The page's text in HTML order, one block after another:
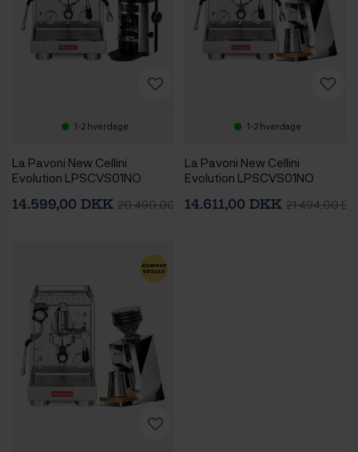
1-2 hverdage
La Pavoni New Cellini
Evolution LPSCVS01NO
Mahlkönig X54
14.599,00 DKK 20.490,00 DKK
1-2 hverdage
La Pavoni New Cellini
Evolution LPSCVS01NO
Mignon Zero 65 Speedy
14.611,00 DKK 21.494,00